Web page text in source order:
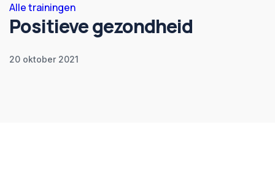
Alle trainingen
Positieve gezondheid
20 oktober 2021